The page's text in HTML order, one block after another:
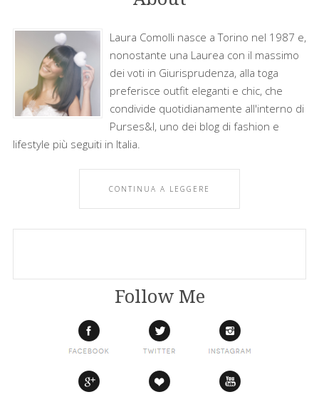
Laura Comolli nasce a Torino nel 1987 e,
nonostante una Laurea con il massimo
dei voti in Giurisprudenza, alla toga
preferisce outfit eleganti e chic, che
condivide quotidianamente all'interno di
Purses&I, uno dei blog di fashion e
lifestyle più seguiti in Italia.
CONTINUA A LEGGERE
Follow Me